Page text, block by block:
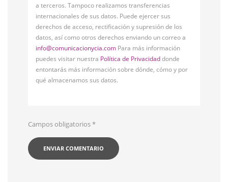
a terceros. Tampoco realizamos transferencias
internacionales de sus datos. Puede ejercer sus
derechos de acceso, rectificación y supresión de los
datos, así como otros derechos enviando un correo a
info@comunicacionycia.com Para más información
puedes visitar nuestra Política de Privacidaddonde
entontarás más información sobre dónde, cómo y por
qué almacenamos sus datos.
Campos obligatorios*